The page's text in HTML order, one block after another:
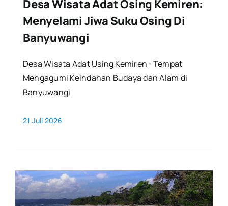
Desa Wisata Adat Osing Kemiren:
Menyelami Jiwa Suku Osing Di
Banyuwangi
Desa Wisata Adat Using Kemiren : Tempat
Mengagumi Keindahan Budaya dan Alam di
Banyuwangi
21 Juli 2026